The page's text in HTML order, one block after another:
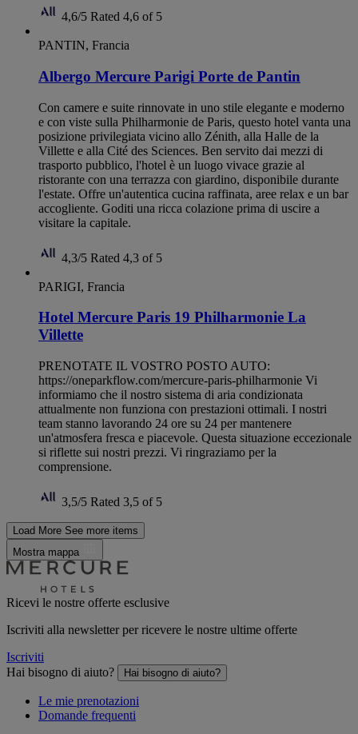
4,6/5 Rated 4,6 of 5
PANTIN, Francia
Albergo Mercure Parigi Porte de Pantin
Con camere e suite rinnovate in uno stile elegante e moderno
e con viste sulla Philharmonie de Paris, questo hotel vanta una
posizione privilegiata vicino allo Zénith, alla Halle de la
Villette e alla Cité des Sciences. Ben servito dai mezzi di
trasporto pubblico, l'hotel è un luogo vivace grazie al
ristorante con una terrazza con giardino, disponibile durante
l'estate. Offre un'autentica cucina raffinata, aree relax e un bar
accogliente. Goditi una ricca colazione prima di uscire a
visitare la capitale.
4,3/5 Rated 4,3 of 5
PARIGI, Francia
Hotel Mercure Paris 19 Philharmonie La
Villette
PRENOTATE IL VOSTRO POSTO AUTO:
https://oneparkflow.com/mercure-paris-philharmonie Vi
informiamo che il nostro sistema di aria condizionata
attualmente non funziona con prestazioni ottimali. I nostri
team stanno lavorando 24 ore su 24 per mantenere
un'atmosfera fresca e piacevole. Questa situazione eccezionale
si riflette sui nostri prezzi. Vi ringraziamo per la
comprensione.
3,5/5 Rated 3,5 of 5
Load More See more items
Mostra mappa
Ricevi le nostre offerte esclusive
Iscriviti alla newsletter per ricevere le nostre ultime offerte
Iscriviti
Hai bisogno di aiuto?
Hai bisogno di aiuto?
Le mie prenotazioni
Domande frequenti